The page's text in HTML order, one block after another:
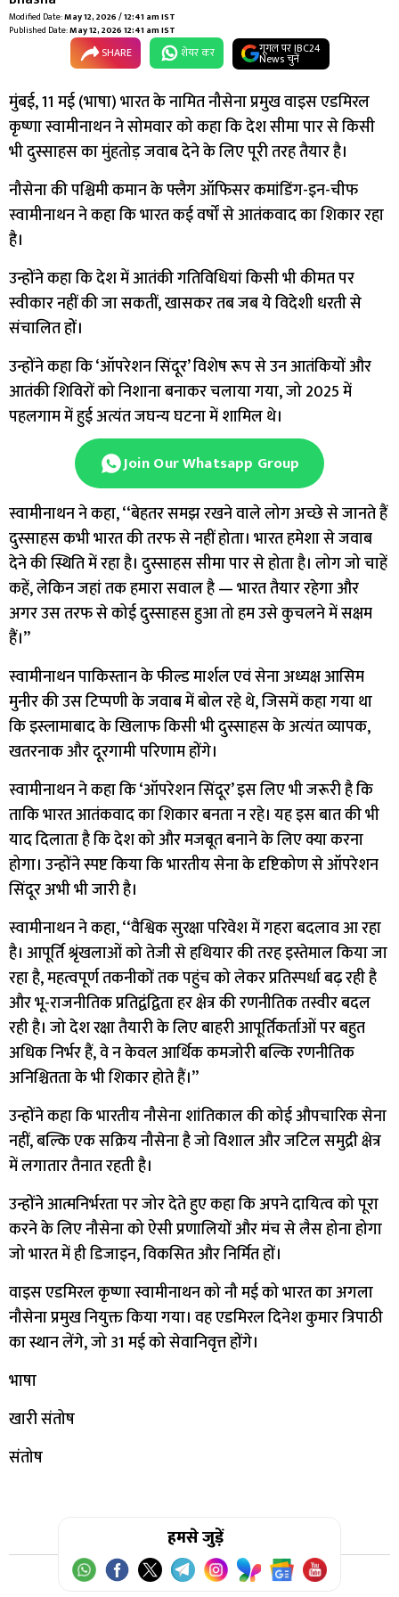
Modified Date:May 12, 2026 / 12:41 am IST
Published Date:May 12, 2026 12:41 am IST
SHARE शेयर कर गूगल पर IBC24
News चुनें
मुंबई, 11 मई (भाषा) भारत के नामित नौसेना प्रमुख वाइस एडमिरल
कृष्णा स्वामीनाथन ने सोमवार को कहा कि देश सीमा पार से किसी
भी दुस्साहस का मुंहतोड़ जवाब देने के लिए पूरी तरह तैयार है।
नौसेना की पश्चिमी कमान के फ्लैग ऑफिसर कमांडिंग-इन-चीफ
स्वामीनाथन ने कहा कि भारत कई वर्षों से आतंकवाद का शिकार रहा
है।
उन्होंने कहा कि देश में आतंकी गतिविधियां किसी भी कीमत पर
स्वीकार नहीं की जा सकतीं, खासकर तब जब ये विदेशी धरती से
संचालित हों।
उन्होंने कहा कि ‘ऑपरेशन सिंदूर’ विशेष रूप से उन आतंकियों और
आतंकी शिविरों को निशाना बनाकर चलाया गया, जो 2025 में
पहलगाम में हुई अत्यंत जघन्य घटना में शामिल थे।
Join Our Whatsapp Group
स्वामीनाथन ने कहा, ‘‘बेहतर समझ रखने वाले लोग अच्छे से जानते हैं
दुस्साहस कभी भारत की तरफ से नहीं होता। भारत हमेशा से जवाब
देने की स्थिति में रहा है। दुस्साहस सीमा पार से होता है। लोग जो चाहें
कहें, लेकिन जहां तक हमारा सवाल है — भारत तैयार रहेगा और
अगर उस तरफ से कोई दुस्साहस हुआ तो हम उसे कुचलने में सक्षम
हैं।’’
स्वामीनाथन पाकिस्तान के फील्ड मार्शल एवं सेना अध्यक्ष आसिम
मुनीर की उस टिप्पणी के जवाब में बोल रहे थे, जिसमें कहा गया था
कि इस्लामाबाद के खिलाफ किसी भी दुस्साहस के अत्यंत व्यापक,
खतरनाक और दूरगामी परिणाम होंगे।
स्वामीनाथन ने कहा कि ‘ऑपरेशन सिंदूर’ इस लिए भी जरूरी है कि
ताकि भारत आतंकवाद का शिकार बनता न रहे। यह इस बात की भी
याद दिलाता है कि देश को और मजबूत बनाने के लिए क्या करना
होगा। उन्होंने स्पष्ट किया कि भारतीय सेना के दृष्टिकोण से ऑपरेशन
सिंदूर अभी भी जारी है।
स्वामीनाथन ने कहा, ‘‘वैश्विक सुरक्षा परिवेश में गहरा बदलाव आ रहा
है। आपूर्ति श्रृंखलाओं को तेजी से हथियार की तरह इस्तेमाल किया जा
रहा है, महत्वपूर्ण तकनीकों तक पहुंच को लेकर प्रतिस्पर्धा बढ़ रही है
और भू-राजनीतिक प्रतिद्वंद्विता हर क्षेत्र की रणनीतिक तस्वीर बदल
रही है। जो देश रक्षा तैयारी के लिए बाहरी आपूर्तिकर्ताओं पर बहुत
अधिक निर्भर हैं, वे न केवल आर्थिक कमजोरी बल्कि रणनीतिक
अनिश्चितता के भी शिकार होते हैं।’’
उन्होंने कहा कि भारतीय नौसेना शांतिकाल की कोई औपचारिक सेना
नहीं, बल्कि एक सक्रिय नौसेना है जो विशाल और जटिल समुद्री क्षेत्र
में लगातार तैनात रहती है।
उन्होंने आत्मनिर्भरता पर जोर देते हुए कहा कि अपने दायित्व को पूरा
करने के लिए नौसेना को ऐसी प्रणालियों और मंच से लैस होना होगा
जो भारत में ही डिजाइन, विकसित और निर्मित हों।
वाइस एडमिरल कृष्णा स्वामीनाथन को नौ मई को भारत का अगला
नौसेना प्रमुख नियुक्त किया गया। वह एडमिरल दिनेश कुमार त्रिपाठी
का स्थान लेंगे, जो 31 मई को सेवानिवृत्त होंगे।
भाषा
खारी संतोष
संतोष
हमसे जुड़ें